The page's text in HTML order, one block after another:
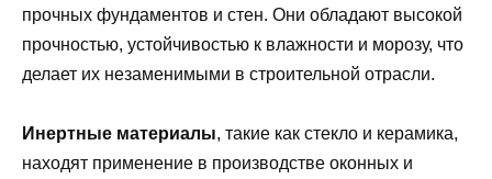
прочных фундаментов и стен. Они обладают высокой
прочностью, устойчивостью к влажности и морозу, что
делает их незаменимыми в строительной отрасли.
Инертные материалы, такие как стекло и керамика,
находят применение в производстве оконных и